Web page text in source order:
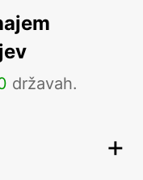
državah.